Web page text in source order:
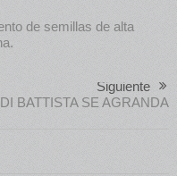
de semillas de alta
Siguiente
BATTISTA SE AGRANDA